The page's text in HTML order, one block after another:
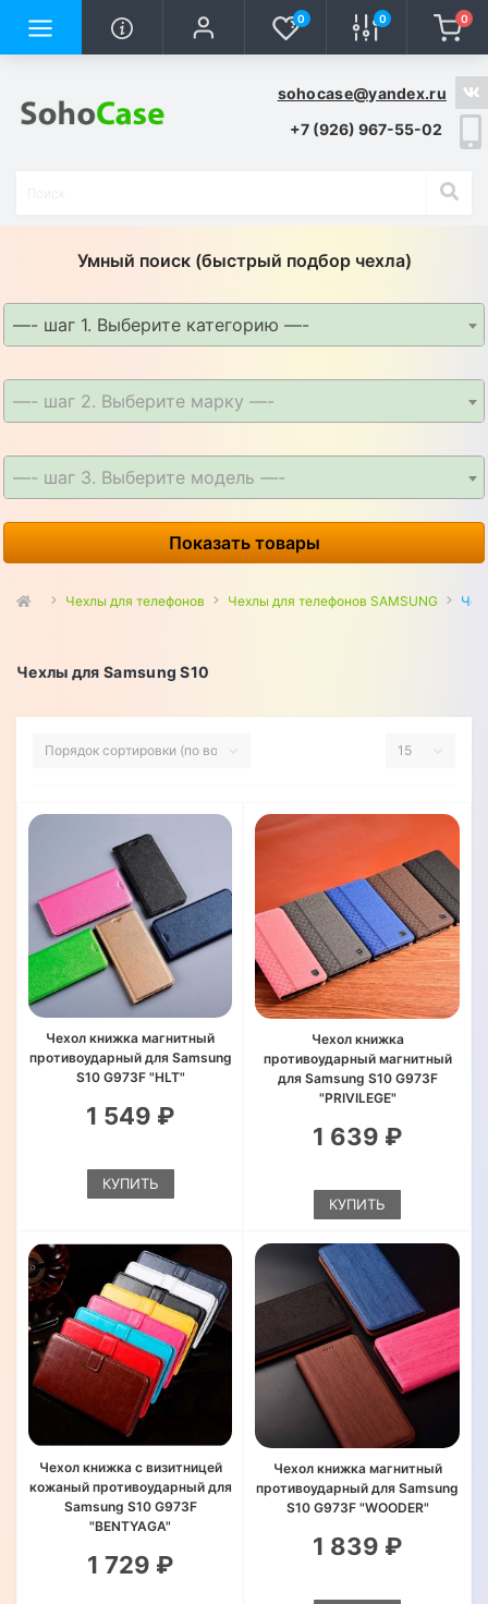
0 0 0
sohocase@yandex.ru
+7 (926) 967-55-02
Умный поиск (быстрый подбор чехла)
—- шаг 1. Выберите категорию —-
—- шаг 2. Выберите марку —-
—- шаг 3. Выберите модель —-
Показать товары
Чехлы для телефонов Чехлы для телефонов SAMSUNG
Чехлы для Samsung S10
Чехол книжка магнитный
противоударный для Samsung
S10 G973F "HLT"
1 549 ₽
КУПИТЬ
Чехол книжка
противоударный магнитный
для Samsung S10 G973F
"PRIVILEGE"
1 639 ₽
КУПИТЬ
Чехол книжка с визитницей
кожаный противоударный для
Samsung S10 G973F
"BENTYAGA"
1 729 ₽
Чехол книжка магнитный
противоударный для Samsung
S10 G973F "WOODER"
1 839 ₽